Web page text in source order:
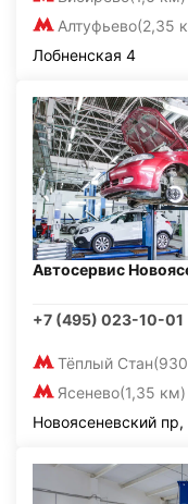
Алтуфьево(2,35
Лобненская 4
Автосервис
+7 (495) 023-10-01
Тёплый Стан
Ясенево(1,35 км)
Новоясеневский пр,